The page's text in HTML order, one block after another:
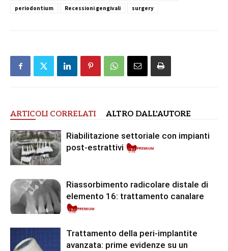
periodontium
Recessioni gengivali surgery
ARTICOLI CORRELATI ALTRO DALL'AUTORE
Riabilitazione settoriale con impianti
post-estrattivi
Riassorbimento radicolare distale di
elemento 16: trattamento canalare
Trattamento della peri-implantite
avanzata: prime evidenze su un